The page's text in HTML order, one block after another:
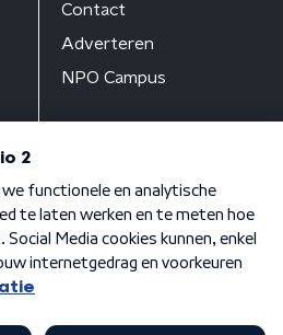
Contact
Adverteren
NPO Campus